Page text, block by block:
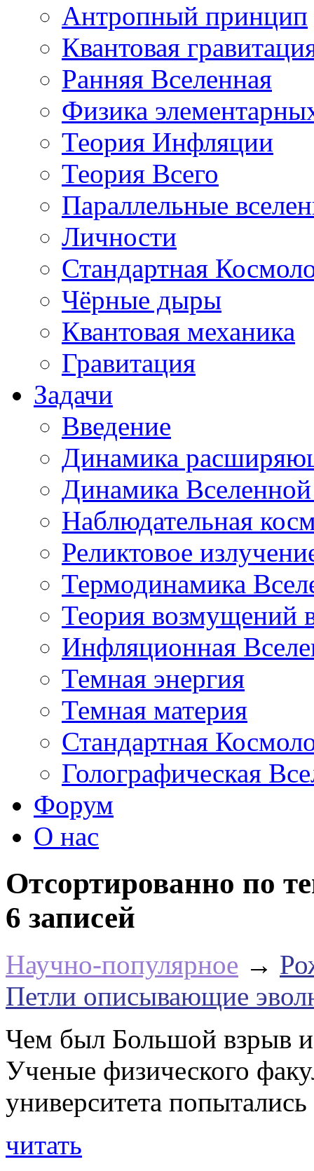
Антропный принцип
Квантовая
Ранняя Вселенная
Физика
Теория Инфляции
Теория Всего
Параллельные
Личности
Стандартная
Чёрные дыры
Квантовая механика
Гравитация
Задачи
Введение
Динамика
Динамика
Наблюдательная
Реликтовое
Термодинамика
Теория возмущений
Инфляционная
Темная энергия
Темная материя
Стандартная
Голографическая
Форум
О нас
Отсортированно по
6 записей
Научно-популярное →
Петли описывающие
Чем был Большой взрыв и
Ученые физического
университета
читать